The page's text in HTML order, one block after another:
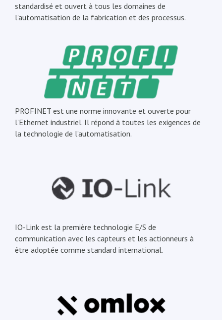
standardisé et ouvert à tous les domaines de
l’automatisation de la fabrication et des processus.
PROFINET est une norme innovante et ouverte pour
l’Ethernet industriel. Il répond à toutes les exigences de
la technologie de l’automatisation.
IO-Link est la première technologie E/S de
communication avec les capteurs et les actionneurs à
être adoptée comme standard international.